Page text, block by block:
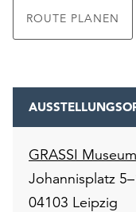
ROUTE PLANEN
GRASSI
Johannisplatz
04103 Leipzig